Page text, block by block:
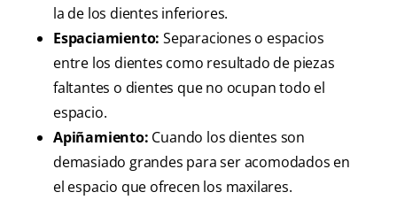
la de los dientes inferiores.
Espaciamiento: Separaciones o espacios
entre los dientes como resultado de piezas
faltantes o dientes que no ocupan todo el
espacio.
Apiñamiento: Cuando los dientes son
demasiado grandes para ser acomodados en
el espacio que ofrecen los maxilares.